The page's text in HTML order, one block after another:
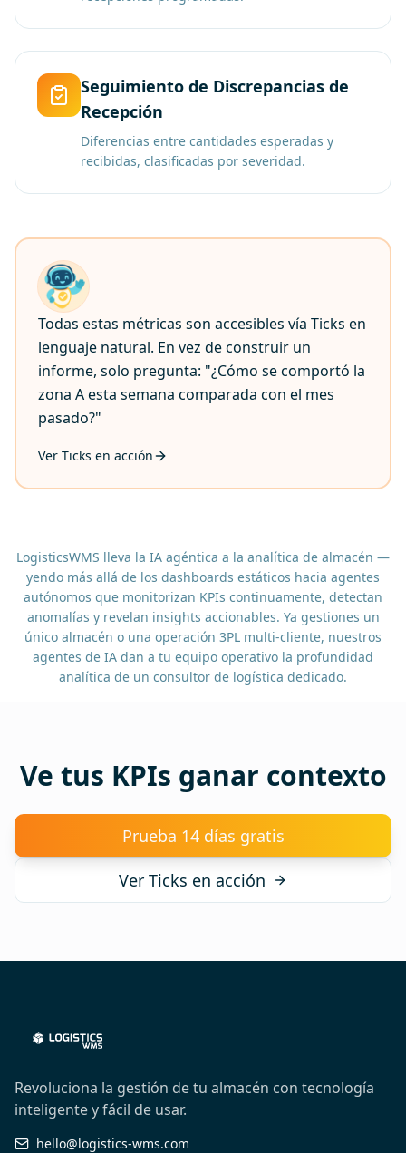
Seguimiento de Discrepancias de
Recepción
Diferencias entre cantidades esperadas y
recibidas, clasificadas por severidad.
Todas estas métricas son accesibles vía Ticks en
lenguaje natural. En vez de construir un
informe, solo pregunta: "¿Cómo se comportó la
zona A esta semana comparada con el mes
pasado?"
Ver Ticks en acción
LogisticsWMS lleva la IA agéntica a la analítica de almacén —
yendo más allá de los dashboards estáticos hacia agentes
autónomos que monitorizan KPIs continuamente, detectan
anomalías y revelan insights accionables. Ya gestiones un
único almacén o una operación 3PL multi-cliente, nuestros
agentes de IA dan a tu equipo operativo la profundidad
analítica de un consultor de logística dedicado.
Ve tus KPIs ganar contexto
Prueba 14 días gratis
Ver Ticks en acción
Revoluciona la gestión de tu almacén con tecnología
inteligente y fácil de usar.
hello@logistics-wms.com